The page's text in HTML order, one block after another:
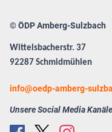
© ÖDP Amberg-Sulzbach
Wittelsbacherstr. 37
92287 Schmidmühlen
info oedp-amberg-
Unsere Social Media Kanäle